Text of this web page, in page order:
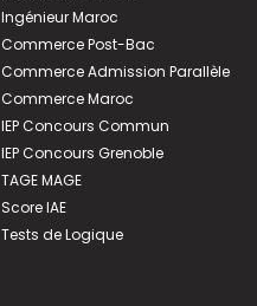
Ingénieur Maroc
Commerce Post-Bac
Commerce Admission Parallèle
Commerce Maroc
IEP Concours Commun
IEP Concours Grenoble
TAGE MAGE
Score IAE
Tests de Logique